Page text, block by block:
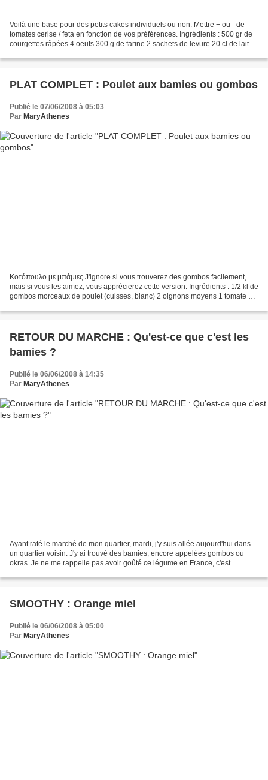
Voilà une base pour des petits cakes individuels ou non. Mettre + ou - de
tomates cerise / feta en fonction de vos préférences. Ingrédients : 500 gr de
courgettes râpées 4 oeufs 300 g de farine 2 sachets de levure 20 cl de lait 5
PLAT COMPLET : Poulet aux bamies ou gombos
Publié le 07/06/2008 à 05:03
Par MaryAthenes
Κοτόπουλο με μπάμιες J'ignore si vous trouverez des gombos facilement,
mais si vous les aimez, vous apprécierez cette version. Ingrédients : 1/2 kl de
gombos morceaux de poulet (cuisses, blanc) 2 oignons moyens 1 tomate 1
RETOUR DU MARCHE : Qu'est-ce que c'est les
bamies ?
Publié le 06/06/2008 à 14:35
Par MaryAthenes
Ayant raté le marché de mon quartier, mardi, j'y suis allée aujourd'hui dans
un quartier voisin. J'y ai trouvé des bamies, encore appelées gombos ou
okras. Je ne me rappelle pas avoir goûté ce légume en France, c'est
SMOOTHY : Orange miel
Publié le 06/06/2008 à 05:00
Par MaryAthenes